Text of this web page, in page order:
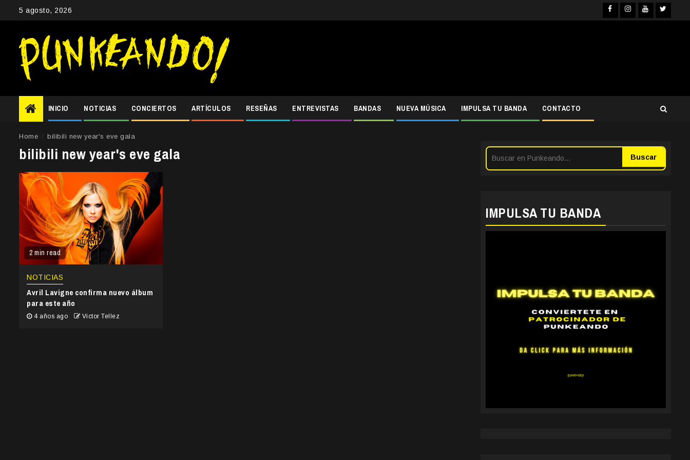
5 agosto, 2026 Facebook
Instagram
INICIO NOTICIAS CONCIERTOS ARTÍCULOS RESEÑAS ENTREVISTAS BANDAS NUEVA MÚSICA IMPULSA TU BANDA CONTACTO
Home bilibili new year's eve gala
bilibili new year's eve gala
2 min read
NOTICIAS
Avril Lavigne confirma nuevo álbum
para este año
4 años ago Victor Tellez
Buscar
IMPULSA TU BANDA